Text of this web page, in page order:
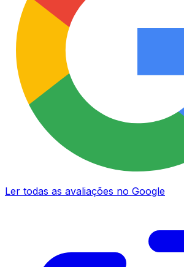
Ler todas as avaliações no Google